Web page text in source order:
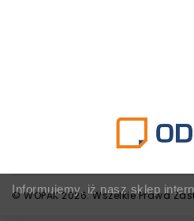
Informujemy, iż nasz sklep
© WOPAK 2026. Wszelkie Prawa